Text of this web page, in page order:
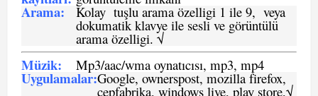
Arama: Kolay tuşlu arama özelligi 1 ile 9, veya
dokumatik klavye ile sesli ve görüntülü
arama özelligi. √
Müzik: Mp3/aac/wma oynatıcısı, mp3, mp4
Uygulamalar:Google, ownerspost, mozilla firefox,
cepfabrika, windows live, play store,√